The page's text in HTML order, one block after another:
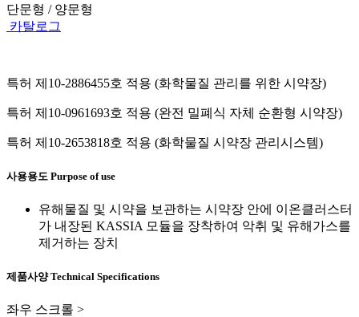
단문형 / 양문형
카탈로그
특허 제10-2886455호 적용 (화학물질 관리를 위한 시약장)
특허 제10-0961693호 적용 (완전 밀폐식 자체 순환형 시약장)
특허 제10-2653818호 적용 (화학물질 시약장 관리시스템)
사용용도 Purpose of use
유해물질 및 시약을 보관하는 시약장 안에 이온클러스터
가 내장된 KASSIA 모듈을 장착하여 악취 및 유해가스를
제거하는 장치
제품사양 Technical Specifications
좌우 스크롤 >